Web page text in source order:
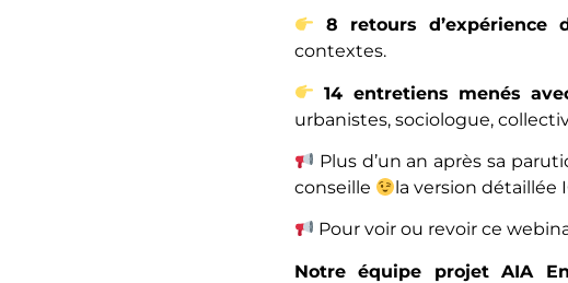
8 retours d’expérience
contextes.
14 entretiens menés
urbanistes, sociologue,
Plus d’un an après sa
conseille
la version détaillée
Pour voir ou revoir ce
Notre équipe projet AIA